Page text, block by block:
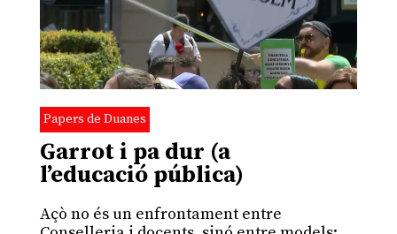
Papers de Duanes
Garrot i pa dur (a
l’educació pública)
Açò no és un enfrontament entre